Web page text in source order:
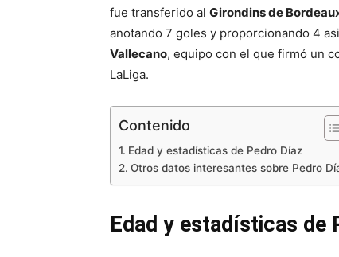
fue transferido al Girondins de
anotando 7 goles y proporcionando 4
Vallecano, equipo con el que firmó un
LaLiga.
Contenido
Edad y estadísticas de Pedro Díaz
Otros datos interesantes sobre Pedro
Edad y estadísticas de